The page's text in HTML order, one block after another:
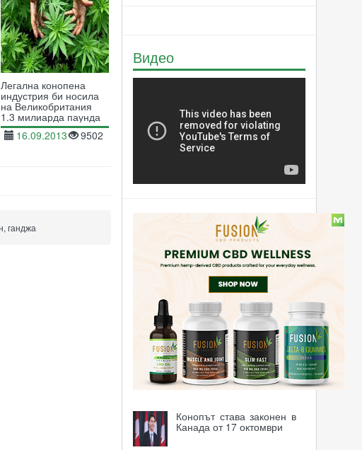
Легална конопена
индустрия би носила
на Великобритания
1.3 милиарда паунда
годишно
16.09.2013 9502
ганджа
Видео
Статии
Канабиса и
Множествената
Склероза: Новото зелено
лекарство
Конопени стартъпи в
Силициевата долина
Легалното положение на
канабиса в Европа
Конопът става законен в
Канада от 17 октомври